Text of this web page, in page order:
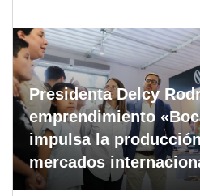
Presidenta Delcy
emprendimiento
impulsa la
mercados